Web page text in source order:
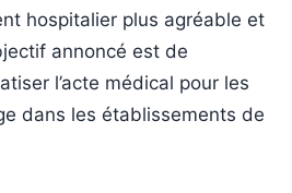
hospitalier plus agréable et
annoncé est de
l’acte médical pour les
dans les établissements de